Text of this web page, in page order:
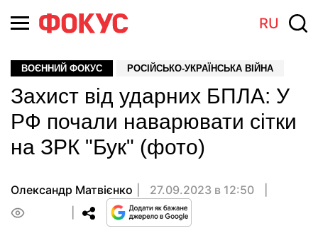
RU
ВОЄННИЙ ФОКУС РОСІЙСЬКО-УКРАЇНСЬКА ВІЙНА
Захист від ударних БПЛА: У
РФ почали наварювати сітки
на ЗРК "Бук" (фото)
Олександр Матвієнко
27.09.2023 в 12:50